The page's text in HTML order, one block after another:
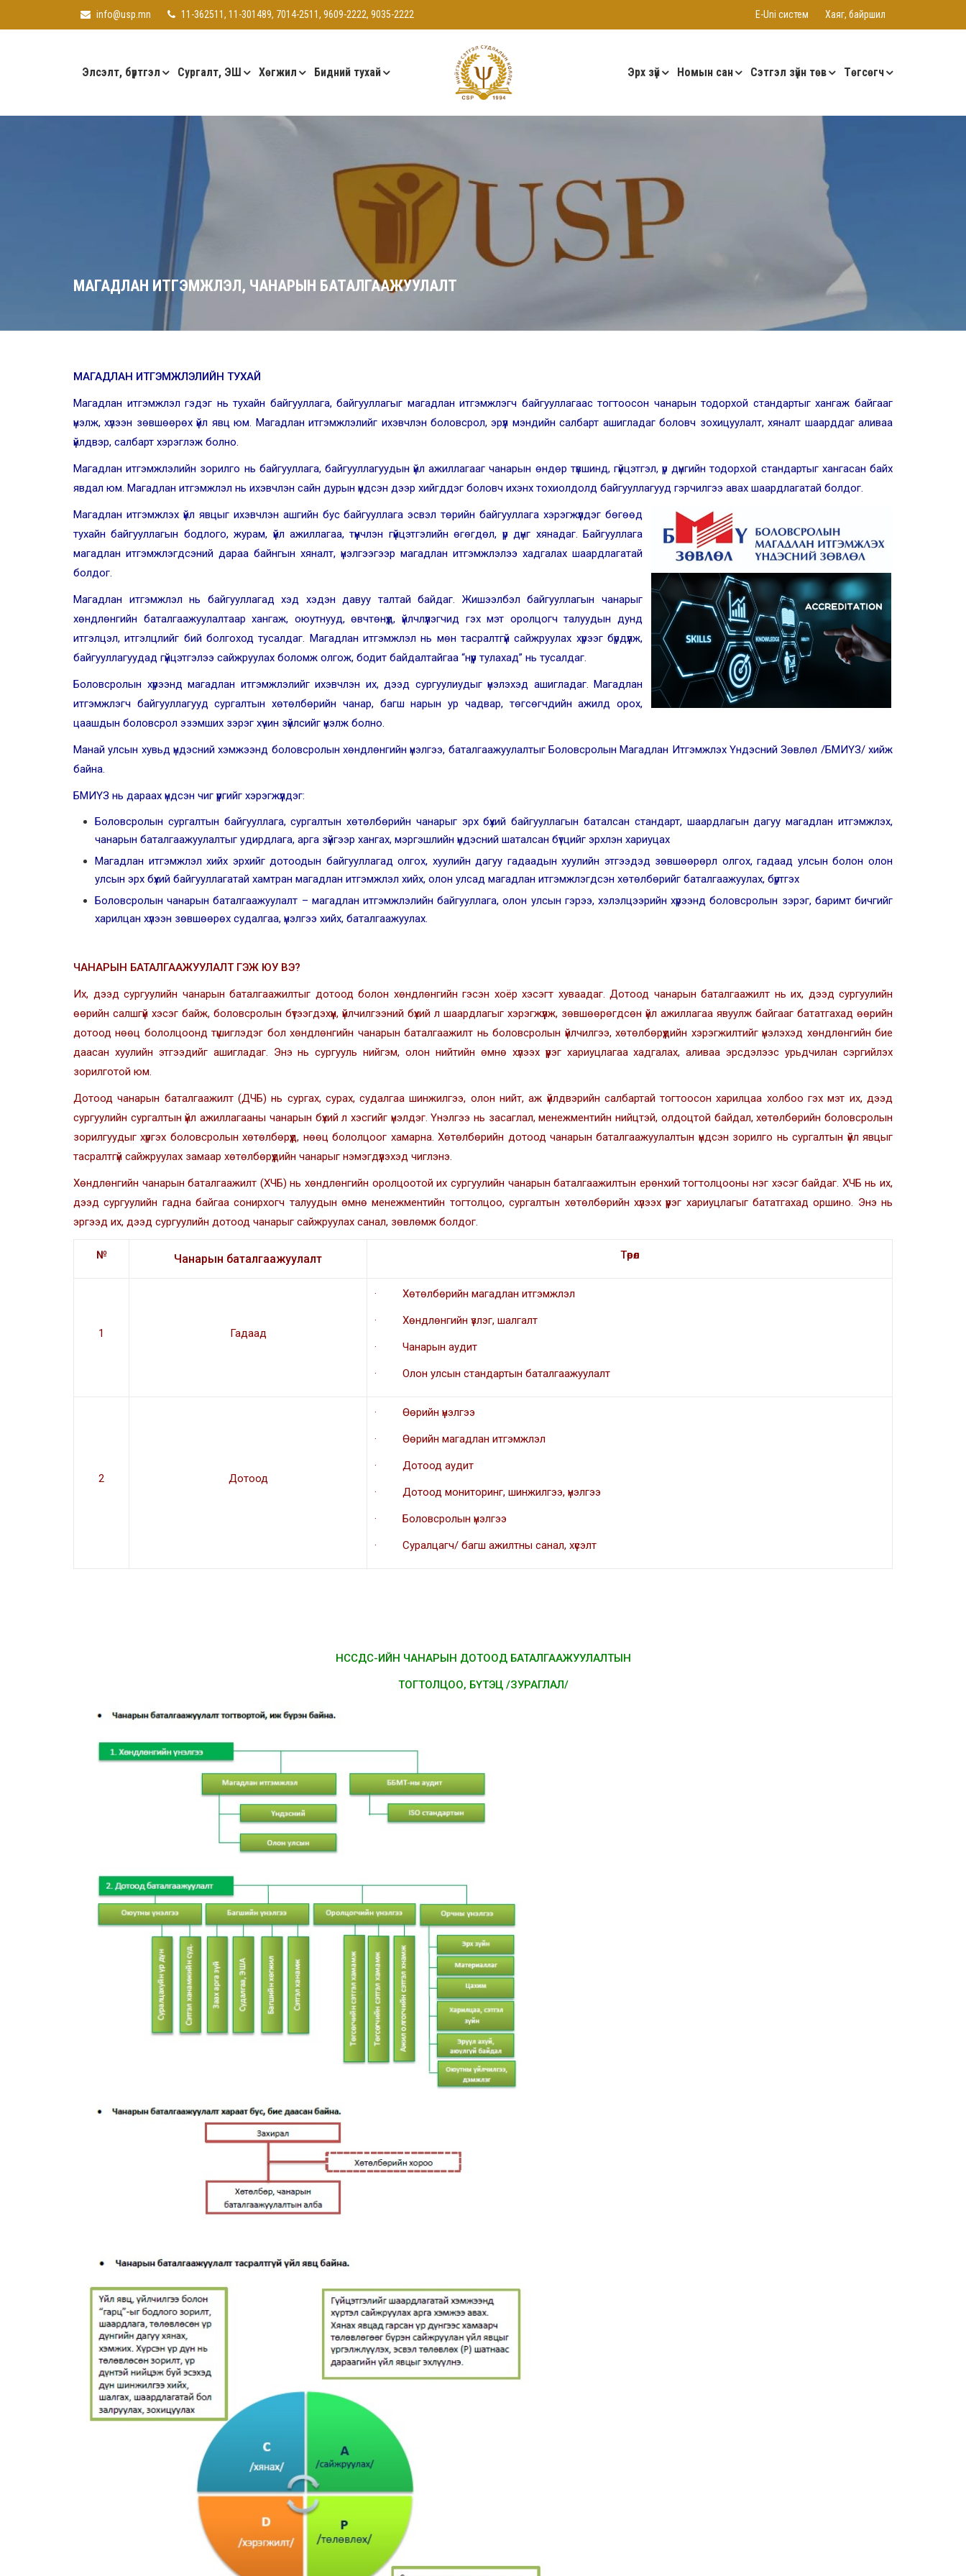
info@usp.mn 11-362511, 11-301489, 7014-2511, 9609-2222, 9035-2222 E-Uni систем Хаяг, байршил
Элсэлт, бүртгэл Сургалт, ЭШ Хөгжил Бидний тухай Эрх зүй Номын сан Сэтгэл зүйн төв Төгсөгч
МАГАДЛАН ИТГЭМЖЛЭЛ, ЧАНАРЫН БАТАЛГААЖУУЛАЛТ
МАГАДЛАН ИТГЭМЖЛЭЛИЙН ТУХАЙ
Магадлан итгэмжлэл гэдэг нь тухайн байгууллага, байгууллагыг магадлан итгэмжлэгч байгууллагаас тогтоосон чанарын тодорхой стандартыг хангаж байгааг
үнэлж, хүлээн зөвшөөрөх үйл явц юм. Магадлан итгэмжлэлийг ихэвчлэн боловсрол, эрүүл мэндийн салбарт ашигладаг боловч зохицуулалт, хяналт шаарддаг аливаа
үйлдвэр, салбарт хэрэглэж болно.
Магадлан итгэмжлэлийн зорилго нь байгууллага, байгууллагуудын үйл ажиллагааг чанарын өндөр түвшинд, гүйцэтгэл, үр дүнгийн тодорхой стандартыг хангасан байх
явдал юм. Магадлан итгэмжлэл нь ихэвчлэн сайн дурын үндсэн дээр хийгддэг боловч ихэнх тохиолдолд байгууллагууд гэрчилгээ авах шаардлагатай болдог.
Магадлан итгэмжлэх үйл явцыг ихэвчлэн ашгийн бус байгууллага эсвэл төрийн байгууллага хэрэгжүүлдэг бөгөөд
тухайн байгууллагын бодлого, журам, үйл ажиллагаа, түүнчлэн гүйцэтгэлийн өгөгдөл, үр дүнг хянадаг. Байгууллага
магадлан итгэмжлэгдсэний дараа байнгын хяналт, үнэлгээгээр магадлан итгэмжлэлээ хадгалах шаардлагатай
болдог.
Магадлан итгэмжлэл нь байгууллагад хэд хэдэндавуу талтай байдаг. Жишээлбэл байгууллагын чанарыг
хөндлөнгийн баталгаажуулалтаар хангаж, оюутнууд, өвчтөнүүд, үйлчлүүлэгчид гэх мэт оролцогч талуудын дунд
итгэлцэл, итгэлцлийг бий болгоход тусалдаг. Магадлан итгэмжлэл нь мөн тасралтгүй сайжруулах хүрээг бүрдүүлж,
байгууллагуудад гүйцэтгэлээ сайжруулах боломж олгож, бодит байдалтайгаа “нүүр тулахад” нь тусалдаг.
Боловсролын хүрээнд магадлан итгэмжлэлийг ихэвчлэн их, дээд сургуулиудыг үнэлэхэд ашигладаг. Магадлан
итгэмжлэгч байгууллагууд сургалтын хөтөлбөрийн чанар, багш нарын ур чадвар, төгсөгчдийн ажилд орох,
цаашдын боловсрол эзэмших зэрэг хүчин зүйлсийг үнэлж болно.
Манай улсын хувьд үндэсний хэмжээнд боловсролын хөндлөнгийн үнэлгээ, баталгаажуулалтыг Боловсролын Магадлан Итгэмжлэх Үндэсний Зөвлөл /БМИҮЗ/ хийж
байна.
БМИҮЗ нь дараах үндсэн чиг үүргийг хэрэгжүүлдэг:
Боловсролын сургалтын байгууллага, сургалтын хөтөлбөрийн чанарыг эрх бүхий байгууллагын баталсан стандарт, шаардлагын дагуу магадлан итгэмжлэх,
чанарын баталгаажуулалтыг удирдлага, арга зүйгээр хангах, мэргэшлийн үндэсний шаталсан бүтцийг эрхлэн хариуцах
Магадлан итгэмжлэл хийх эрхийг дотоодын байгууллагад олгох, хуулийн дагуу гадаадын хуулийн этгээдэд зөвшөөрөрл олгох, гадаад улсын болон олон
улсын эрх бүхий байгууллагатай хамтран магадлан итгэмжлэл хийх, олон улсад магадлан итгэмжлэгдсэн хөтөлбөрийг баталгаажуулах, бүртгэх
Боловсролын чанарын баталгаажуулалт – магадлан итгэмжлэлийн байгууллага, олон улсын гэрээ, хэлэлцээрийн хүрээнд боловсролын зэрэг, баримт бичгийг
харилцан хүлээн зөвшөөрөх судалгаа, үнэлгээ хийх, баталгаажуулах.
ЧАНАРЫН БАТАЛГААЖУУЛАЛТ ГЭЖ ЮУ ВЭ?
Их, дээд сургуулийн чанарын баталгаажилтыг дотоод болон хөндлөнгийн гэсэн хоёр хэсэгт хуваадаг. Дотоод чанарын баталгаажилт нь их, дээд сургуулийн
өөрийн салшгүй хэсэг байж, боловсролын бүтээгдэхүүн, үйлчилгээний бүхий л шаардлагыг хэрэгжүүлж, зөвшөөрөгдсөн үйл ажиллагаа явуулж байгааг бататгахад өөрийн
дотоод нөөц бололцоонд түшиглэдэг бол хөндлөнгийн чанарын баталгаажилт нь боловсролын үйлчилгээ, хөтөлбөрүүдийн хэрэгжилтийг үнэлэхэд хөндлөнгийн бие
даасан хуулийн этгээдийг ашигладаг. Энэ нь сургууль нийгэм, олон нийтийн өмнө хүлээх үүрэг хариуцлагаа хадгалах, аливаа эрсдэлээс урьдчилан сэргийлэх
зорилготой юм.
Дотоод чанарын баталгаажилт (ДЧБ) нь сургах, сурах, судалгаа шинжилгээ, олон нийт, аж үйлдвэрийн салбартай тогтоосон харилцаа холбоо гэх мэт их, дээд
сургуулийн сургалтын үйл ажиллагааны чанарын бүхий л хэсгийг үнэлдэг. Үнэлгээ нь засаглал, менежментийн нийцтэй, олдоцтой байдал, хөтөлбөрийн боловсролын
зорилгуудыг хүргэх боловсролын хөтөлбөрүүд, нөөц бололцоог хамарна. Хөтөлбөрийн дотоод чанарын баталгаажуулалтын үндсэн зорилго нь сургалтын үйл явцыг
тасралтгүй сайжруулах замаар хөтөлбөрүүдийн чанарыг нэмэгдүүлэхэд чиглэнэ.
Хөндлөнгийн чанарын баталгаажилт (ХЧБ) нь хөндлөнгийн оролцоотой их сургуулийн чанарын баталгаажилтын ерөнхий тогтолцооны нэг хэсэг байдаг. ХЧБ нь их,
дээд сургуулийн гадна байгаа сонирхогч талуудын өмнө менежментийн тогтолцоо, сургалтын хөтөлбөрийн хүлээх үүрэг хариуцлагыг бататгахад оршино. Энэ нь
эргээд их, дээд сургуулийн дотоод чанарыг сайжруулах санал, зөвлөмж болдог.
№ Чанарын баталгаажуулалт Төрөл
1 Гадаад
· Хөтөлбөрийн магадлан итгэмжлэл
· Хөндлөнгийн үзлэг, шалгалт
· Чанарын аудит
· Олон улсын стандартын баталгаажуулалт
2 Дотоод
· Өөрийн үнэлгээ
· Өөрийн магадлан итгэмжлэл
· Дотоод аудит
· Дотоод мониторинг, шинжилгээ, үнэлгээ
· Боловсролын үнэлгээ
· Суралцагч/ багш ажилтны санал, хүсэлт
НССДС-ИЙН ЧАНАРЫН ДОТООД БАТАЛГААЖУУЛАЛТЫН
ТОГТОЛЦОО, БҮТЭЦ /ЗУРАГЛАЛ/